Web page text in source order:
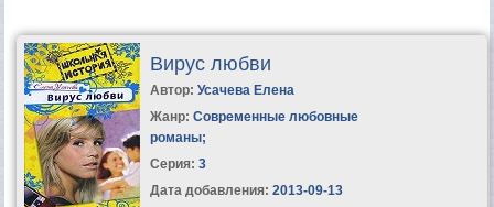
Вирус любви
Автор: Усачева Елена
Жанр: Современные любовные
романы;
Серия: 3
Дата добавления: 2013-09-13